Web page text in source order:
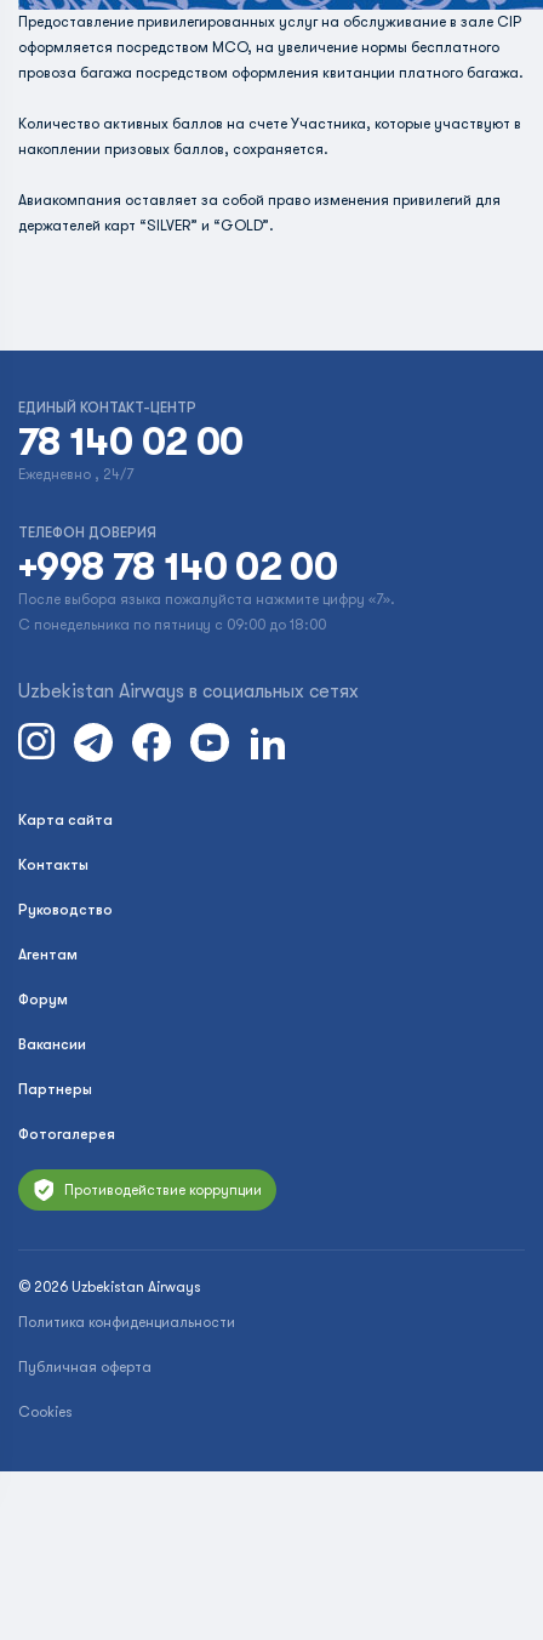
Предоставление привилегированных услуг на обслуживание в зале CIP
оформляется посредством МСО, на увеличение нормы бесплатного
провоза багажа посредством оформления квитанции платного багажа.
Количество активных баллов на счете Участника, которые участвуют в
накоплении призовых баллов, сохраняется.
Авиакомпания оставляет за собой право изменения привилегий для
держателей карт “SILVER” и “GOLD”.
ЕДИНЫЙ КОНТАКТ-ЦЕНТР
78 140 02 00
Ежедневно , 24/7
ТЕЛЕФОН ДОВЕРИЯ
+998 78 140 02 00
После выбора языка пожалуйста нажмите цифру «7».
С понедельника по пятницу с 09:00 до 18:00
Uzbekistan Airways в социальных сетях
Карта сайта
Контакты
Руководство
Агентам
Форум
Вакансии
Партнеры
Фотогалерея
Противодействие коррупции
© 2026 Uzbekistan Airways
Политика конфиденциальности
Публичная оферта
Cookies